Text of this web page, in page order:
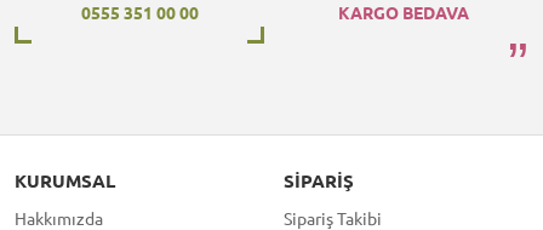
0555 351 00 00
KARGO BEDAVA
KURUMSAL
Hakkımızda
SIPARIŞ
Sipariş Takibi